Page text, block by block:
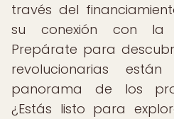
través del
su conexión con la
Prepárate para
revolucionarias
panorama de los
¿Estás listo para